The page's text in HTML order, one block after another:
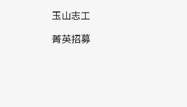
玉山志工
菁英招募